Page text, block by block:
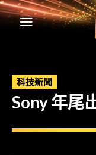
科技新聞
Sony 年尾